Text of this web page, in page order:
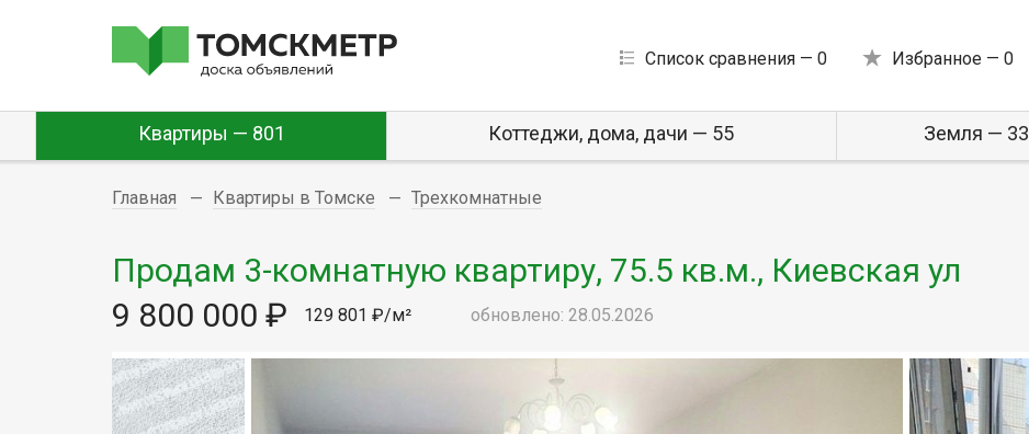
Список сравнения — 0 Избранное — 0
Квартиры — 801 Коттеджи, дома, дачи — 55 Земля — 33
Главная Квартиры в Томске Трехкомнатные
Продам 3-комнатную квартиру, 75.5 кв.м., Киевская ул
9 800 000 ₽
129 801 ₽/м² обновлено: 28.05.2026